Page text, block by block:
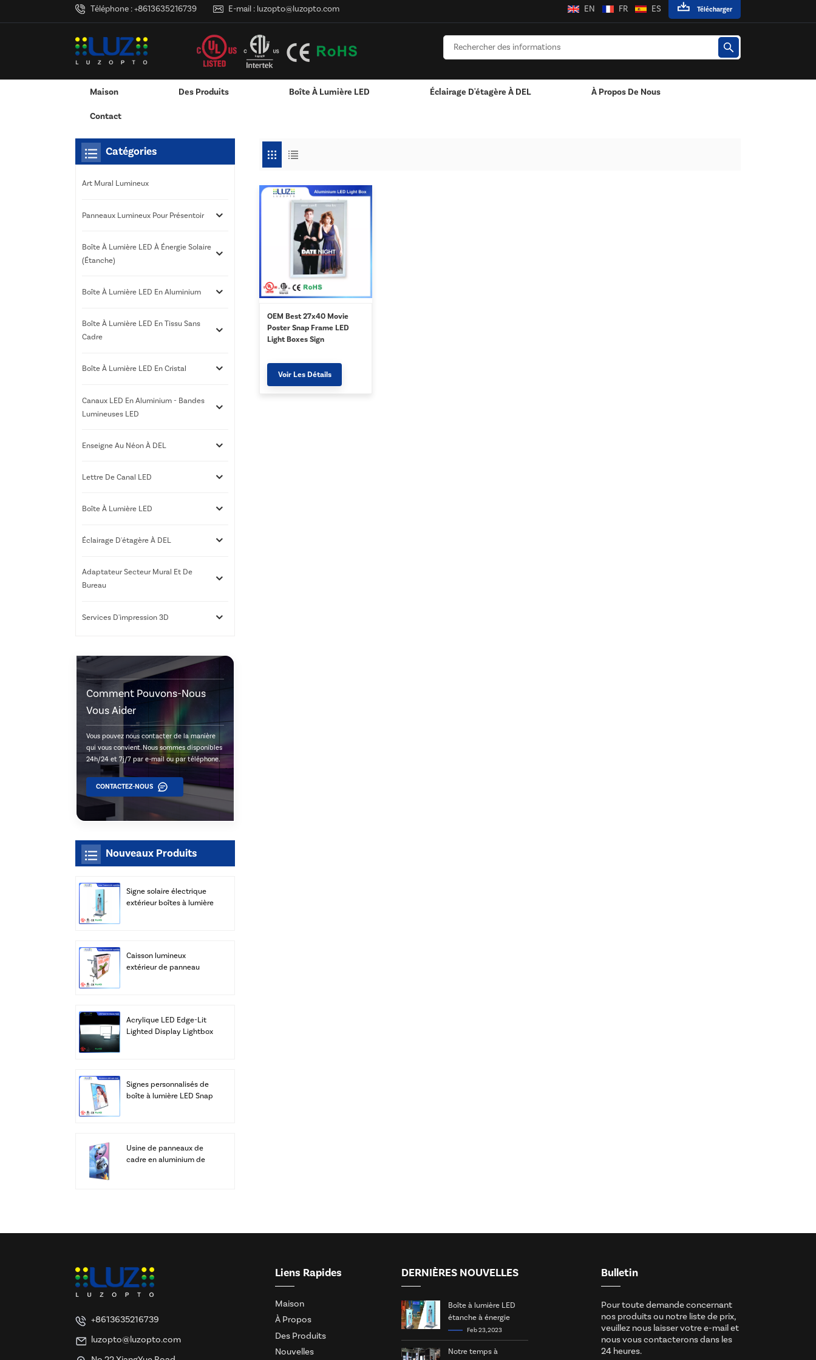
Téléphone :+8613635216739 E-mail : luzopto@luzopto.com Télécharger
EN FR ES
Maison Des Produits Boîte À Lumière LED Éclairage D'étagère À DEL À Propos De Nous
Contact
OEM Best 27x40 Movie
Poster Snap Frame LED
Light Boxes Sign
Voir Les Détails
Catégories
Art Mural Lumineux
Panneaux Lumineux Pour Présentoir
Boîte À Lumière LED À Énergie Solaire
(étanche)
Boîte À Lumière LED En Aluminium
Boîte À Lumière LED En Tissu Sans
Cadre
Boîte À Lumière LED En Cristal
Canaux LED En Aluminium - Bandes
Lumineuses LED
Enseigne Au Néon À DEL
Lettre De Canal LED
Boîte À Lumière LED
Éclairage D'étagère À DEL
Adaptateur Secteur Mural Et De
Bureau
Services D'impression 3D
Comment Pouvons-Nous
Vous Aider
Vous pouvez nous contacter de la manière
qui vous convient. Nous sommes disponibles
24h/24 et 7j/7 par e-mail ou par téléphone.
CONTACTEZ-NOUS
Nouveaux Produits
Signe solaire électrique
extérieur boîtes à lumière
Caisson lumineux
extérieur de panneau
Acrylique LED Edge-Lit
Lighted Display Lightbox
Signes personnalisés de
boîte à lumière LED Snap
Usine de panneaux de
cadre en aluminium de
+8613635216739
luzopto@luzopto.com
Liens Rapides
Maison
À Propos
Des Produits
Nouvelles
DERNIÈRES NOUVELLES
Boîte à lumière LED
étanche à énergie
solaireFeb 23, 2023
Notre temps à
Bulletin
Pour toute demande concernant
nos produits ou notre liste de prix,
veuillez nous laisser votre e-mail et
nous vous contacterons dans les
24 heures.